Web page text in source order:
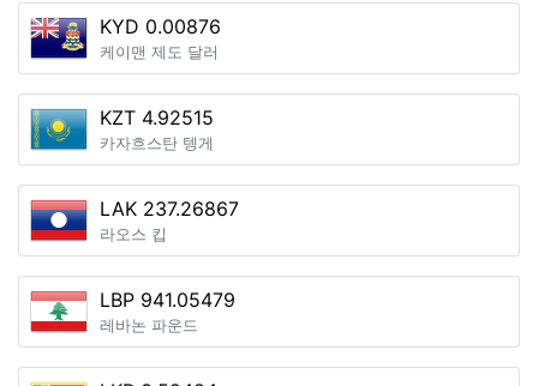
KYD 0.00876
케이맨 제도 달러
KZT 4.92515
카자흐스탄 텡게
LAK 237.26867
라오스 킵
LBP 941.05479
레바논 파운드